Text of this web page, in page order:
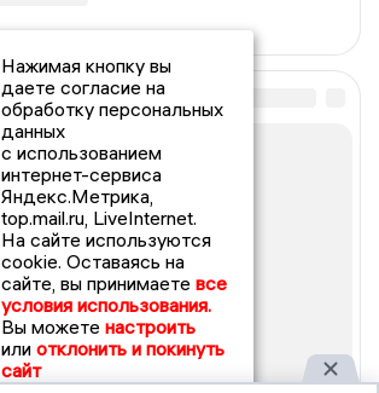
Нажимая кнопку вы
даете согласие на
обработку персональных
данных
с использованием
интернет-сервиса
Яндекс.Метрика,
top.mail.ru, LiveInternet.
На сайте используются
cookie. Оставаясь на
сайте, вы принимаете все
условия использования.
Вы можете настроить
или отклонить и покинуть
сайт